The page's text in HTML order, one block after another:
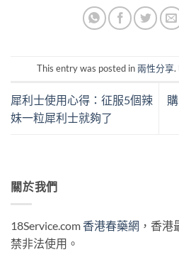
This entry was posted in兩性分享.
犀利士使用心得：征服5個辣
妹一粒犀利士就夠了
關於我們
18Service.com香港春藥網 ，香
禁非法使用。